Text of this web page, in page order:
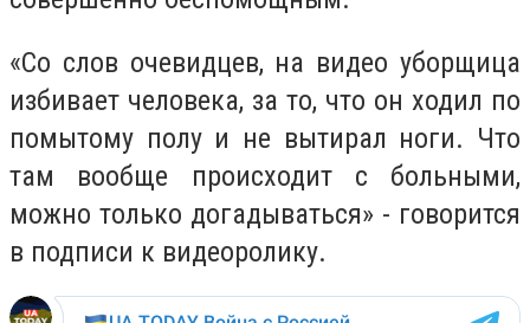
«Со слов очевидцев, на видео уборщица
избивает человека, за то, что он ходил по
помытому полу и не вытирал ноги. Что
там вообще происходит с больными,
можно только догадываться» - говорится
в подписи к видеоролику.